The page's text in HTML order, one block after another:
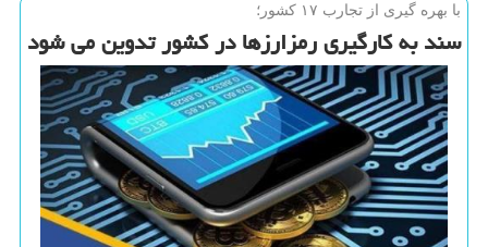
با بهره گیری از تجارب ۱۷ كشور؛
سند به كارگیری رمزارزها در كشور تدوین می شود